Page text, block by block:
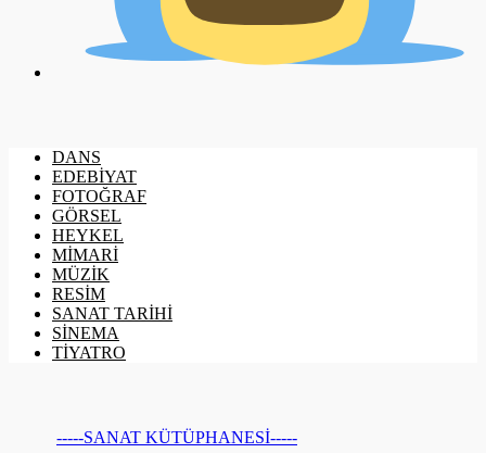
DANS
EDEBİYAT
FOTOĞRAF
GÖRSEL
HEYKEL
MİMARİ
MÜZİK
RESİM
SANAT TARİHİ
SİNEMA
TİYATRO
-----SANAT KÜTÜPHANESİ-----